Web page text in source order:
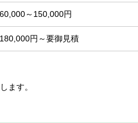
60,000～150,000円
180,000円～要御見積
ます。